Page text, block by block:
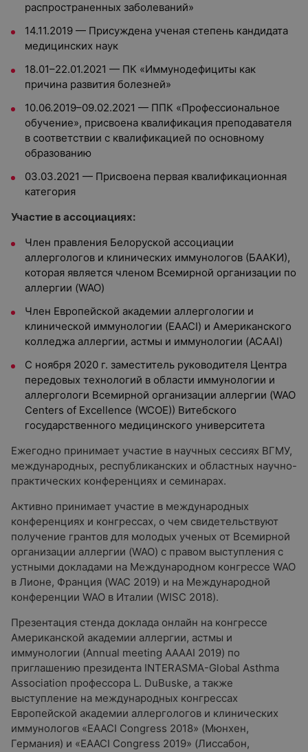
распространенных заболеваний»
14.11.2019 — Присуждена ученая степень кандидата
медицинских наук
18.01–22.01.2021 — ПК «Иммунодефициты как
причина развития болезней»
10.06.2019–09.02.2021 — ППК «Профессиональное
обучение», присвоена квалификация преподавателя
в соответствии с квалификацией по основному
образованию
03.03.2021 — Присвоена первая квалификационная
категория
Участие в ассоциациях:
Член правления Белоруской ассоциации
аллергологов и клинических иммунологов (БААКИ),
которая является членом Всемирной организации по
аллергии (WAO)
Член Европейской академии аллергологии и
клинической иммунологии (EAACI) и Американского
колледжа аллергии, астмы и иммунологии (ACAAI)
С ноября 2020 г. заместитель руководителя Центра
передовых технологий в области иммунологии и
аллергологи Всемирной организации аллергии (WAO
Centers of Excellence (WCOE)) Витебского
государственного медицинского университета
Ежегодно принимает участие в научных сессиях ВГМУ,
международных, республиканских и областных научно-
практических конференциях и семинарах.
Активно принимает участие в международных
конференциях и конгрессах, о чем свидетельствуют
получение грантов для молодых ученых от Всемирной
организации аллергии (WAO) c правом выступления с
устными докладами на Международном конгрессе WAO
в Лионе, Франция (WAC 2019) и на Международной
конференции WAO в Италии (WISC 2018).
Презентация стенда доклада онлайн на конгрессе
Американской академии аллергии, астмы и
иммунологии (Annual meeting AAAAI 2019) по
приглашению президента INTERASMA-Global Asthma
Association профессора L. DuBuske, а также
выступление на международных конгрессах
Европейской академии аллергологов и клинических
иммунологов «EAACI Congress 2018» (Мюнхен,
Германия) и «EAACI Congress 2019» (Лиссабон,